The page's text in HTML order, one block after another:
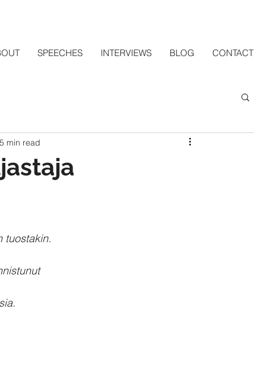
SPEECHES INTERVIEWS BLOG CONTACT
5 min read
tuostakin.